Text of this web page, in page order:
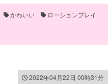
かわいい
ローションプレイ
2022年04月22日 00時31分